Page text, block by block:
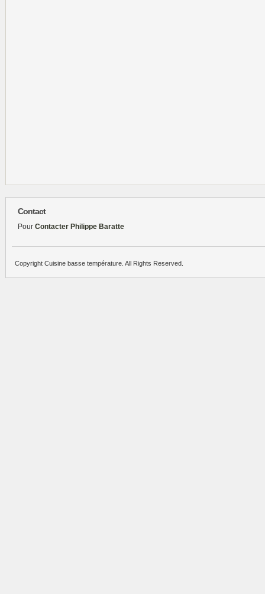
Contact
Pour Contacter Philippe Baratte
Copyright Cuisine basse température. All Rights Reserved.